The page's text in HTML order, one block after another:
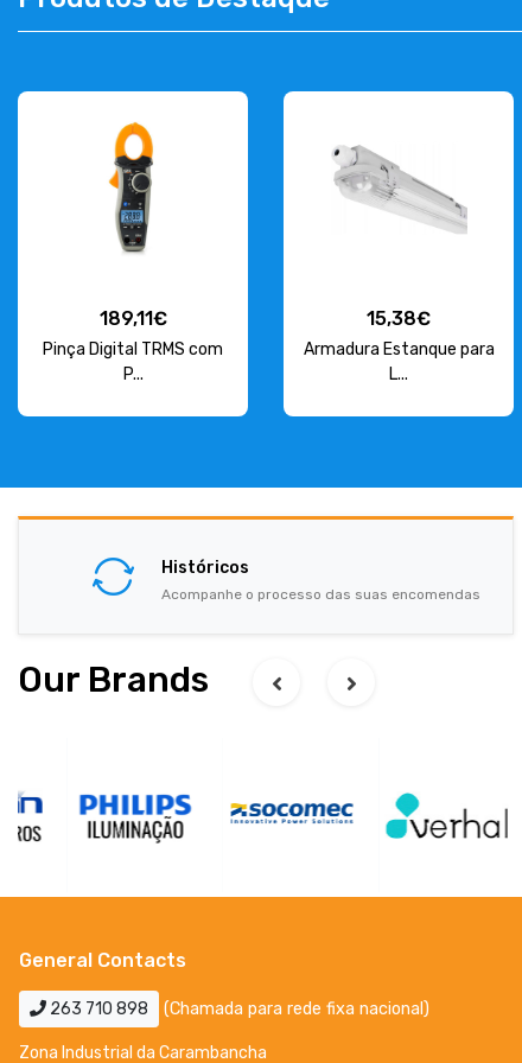
CONTACT
geral@luxivo.pt
189,11€
Pinça Digital TRMS com
P...
15,38€
Armadura Estanque para
L...
Históricos
Acompanhe o processo das suas encomendas
Our Brands
General Contacts
263 710 898 (Chamada para rede fixa nacional)
Zona Industrial da Carambancha